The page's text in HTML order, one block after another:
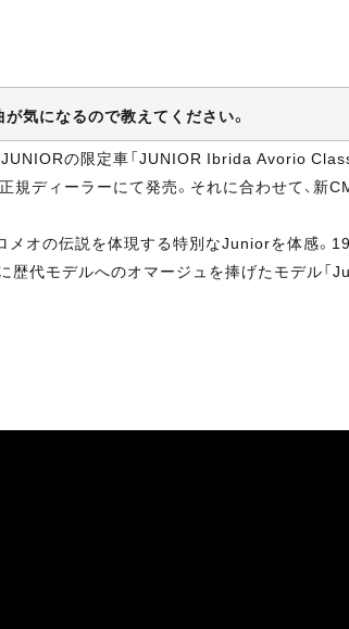
になるので教えてください。
の限定車「JUNIOR Ibrida Avorio
ディーラーにて発売。それに合わせて、新
オの伝説を体現する特別なJuniorを体感。
歴代モデルへのオマージュを捧げたモデル